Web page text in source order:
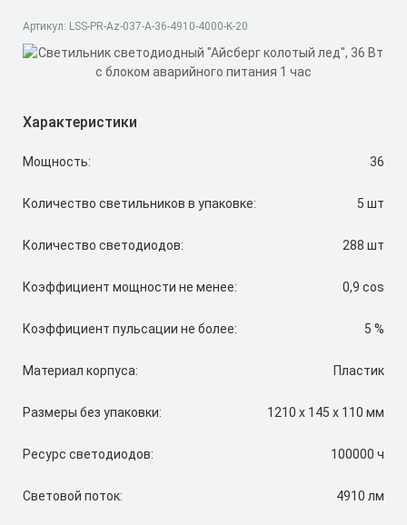
Артикул: LSS-PR-Az-037-А-36-4910-4000-K-20
Характеристики
Мощность: 36
Количество светильников в упаковке: 5 шт
Количество светодиодов: 288 шт
Коэффициент мощности не менее: 0,9 cos
Коэффициент пульсации не более: 5 %
Материал корпуса: Пластик
Размеры без упаковки: 1210 x 145 x 110 мм
Ресурс светодиодов: 100000 ч
Световой поток: 4910 лм